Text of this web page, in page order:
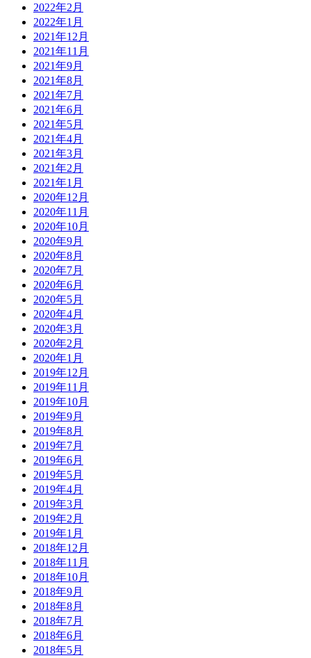
2022年2月
2022年1月
2021年12月
2021年11月
2021年9月
2021年8月
2021年7月
2021年6月
2021年5月
2021年4月
2021年3月
2021年2月
2021年1月
2020年12月
2020年11月
2020年10月
2020年9月
2020年8月
2020年7月
2020年6月
2020年5月
2020年4月
2020年3月
2020年2月
2020年1月
2019年12月
2019年11月
2019年10月
2019年9月
2019年8月
2019年7月
2019年6月
2019年5月
2019年4月
2019年3月
2019年2月
2019年1月
2018年12月
2018年11月
2018年10月
2018年9月
2018年8月
2018年7月
2018年6月
2018年5月